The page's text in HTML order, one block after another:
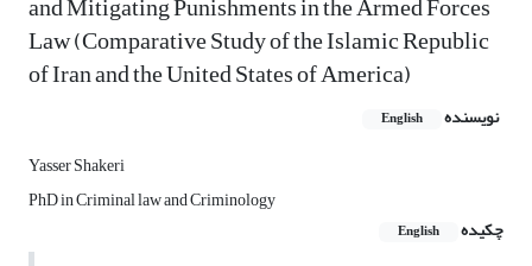
Law (Comparative Study of the Islamic Republic
of Iran and the United States of America)
نویسنده English
Yasser Shakeri
PhD in Criminal law and Criminology
چکیده
English